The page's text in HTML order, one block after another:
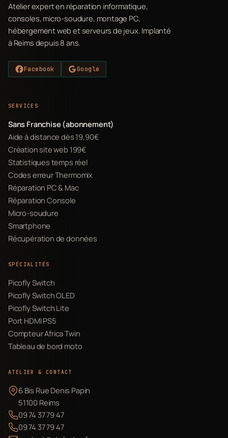
Atelier expert en réparation informatique,
consoles, micro-soudure, montage PC,
hébergement web et serveurs de jeux. Implanté
à Reims depuis 8 ans.
Facebook Google
SERVICES
Sans Franchise (abonnement)
Aide à distance dès 19,90€
Création site web 199€
Statistiques temps réel
Codes erreur Thermomix
Réparation PC & Mac
Réparation Console
Micro-soudure
Smartphone
Récupération de données
SPÉCIALITÉS
Picofly Switch
Picofly Switch OLED
Picofly Switch Lite
Port HDMI PS5
Compteur Africa Twin
Tableau de bord moto
ATELIER & CONTACT
6 Bis Rue Denis Papin
51100 Reims
09 74 37 79 47
09 74 37 79 47